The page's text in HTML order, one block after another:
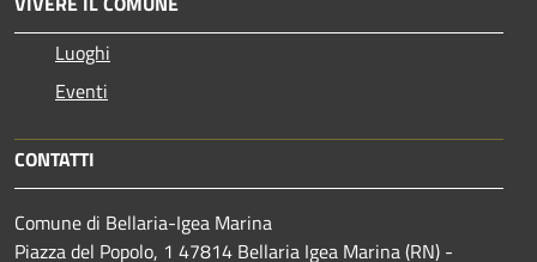
Luoghi
Eventi
CONTATTI
Comune di Bellaria-Igea Marina
Piazza del Popolo, 1 47814 Bellaria Igea Marina (RN) -